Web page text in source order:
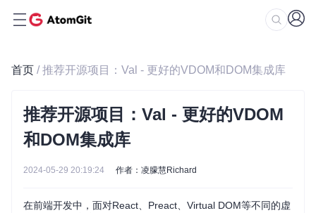
首页 / 推荐开源项目：Val - 更好的VDOM和DOM集成库
推荐开源项目：Val - 更好的VDOM
和DOM集成库
2024-05-29 20:19:24 作者：凌朦慧Richard
在前端开发中，面对React、Preact、Virtual DOM等不同的虚